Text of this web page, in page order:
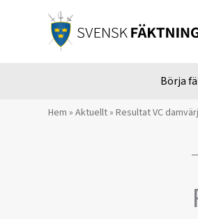
Börja
Hem » Aktuellt» Resultat VC